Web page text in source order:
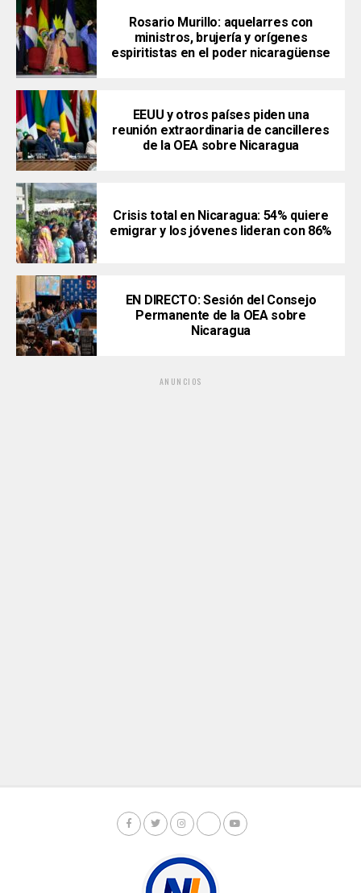
Rosario Murillo: aquelarres con
ministros, brujería y orígenes
espiritistas en el poder nicaragüense
EEUU y otros países piden una
reunión extraordinaria de cancilleres
de la OEA sobre Nicaragua
Crisis total en Nicaragua: 54% quiere
emigrar y los jóvenes lideran con 86%
EN DIRECTO: Sesión del Consejo
Permanente de la OEA sobre
Nicaragua
ANUNCIOS